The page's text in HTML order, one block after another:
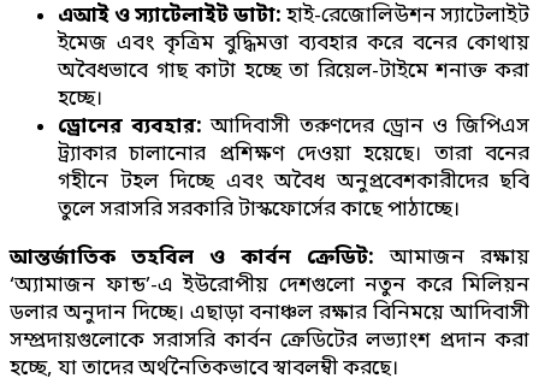
এআই ও স্যাটেলাইট ডাটা: হাই-রেজোলিউশন স্যাটেলাইট
ইমেজ এবং কৃত্রিম বুদ্ধিমত্তা ব্যবহার করে বনের কোথায়
অবৈধভাবে গাছ কাটা হচ্ছে তা রিয়েল-টাইমে শনাক্ত করা
হচ্ছে।
ড্রোনের ব্যবহার: আদিবাসী তরুণদের ড্রোন ও জিপিএস
ট্র্যাকার চালানোর প্রশিক্ষণ দেওয়া হয়েছে। তারা বনের
গহীনে টহল দিচ্ছে এবং অবৈধ অনুপ্রবেশকারীদের ছবি
তুলে সরাসরি সরকারি টাস্কফোর্সের কাছে পাঠাচ্ছে।
আন্তর্জাতিক তহবিল ও কার্বন ক্রেডিট: আমাজন রক্ষায়
‘অ্যামাজন ফান্ড’-এ ইউরোপীয় দেশগুলো নতুন করে মিলিয়ন
ডলার অনুদান দিচ্ছে। এছাড়া বনাঞ্চল রক্ষার বিনিময়ে আদিবাসী
সম্প্রদায়গুলোকে সরাসরি কার্বন ক্রেডিটের লভ্যাংশ প্রদান করা
হচ্ছে, যা তাদের অর্থনৈতিকভাবে স্বাবলম্বী করছে।